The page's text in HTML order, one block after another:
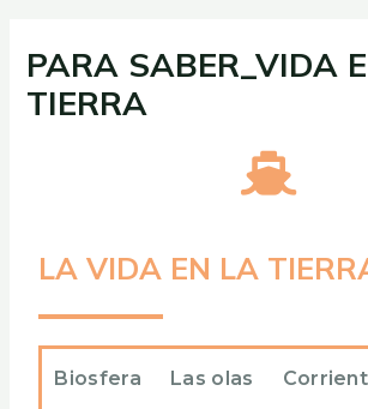
PARA SABER_VIDA
TIERRA
LA VIDA EN LA
Biosfera Las olas